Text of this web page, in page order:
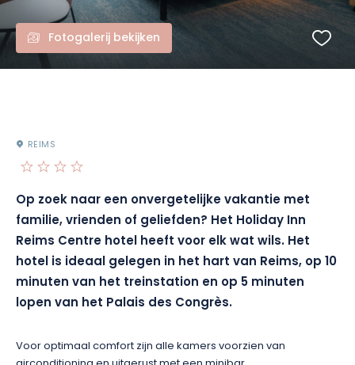
Fotogalerij bekijken
REIMS
Op zoek naar een onvergetelijke vakantie met
familie, vrienden of geliefden? Het Holiday Inn
Reims Centre hotel heeft voor elk wat wils. Het
hotel is ideaal gelegen in het hart van Reims, op 10
minuten van het treinstation en op 5 minuten
lopen van het Palais des Congrès.
Voor optimaal comfort zijn alle kamers voorzien van